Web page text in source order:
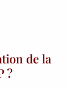
de la
?